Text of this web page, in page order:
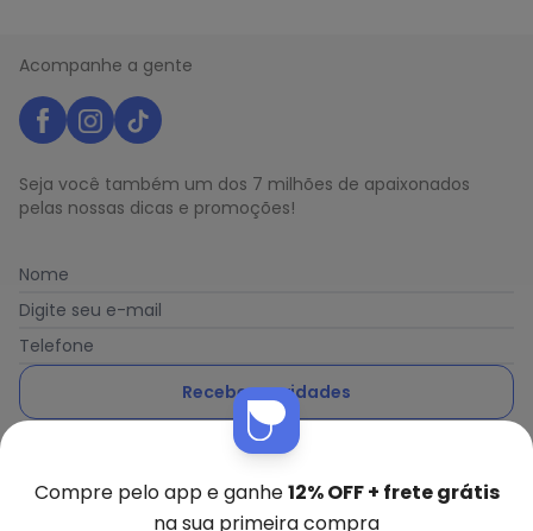
Acompanhe a gente
Seja você também um dos 7 milhões de apaixonados
pelas nossas dicas e promoções!
Nome
Digite seu e-mail
Telefone
Receber novidades
Ao enviar o cadastro, você concorda com a nossa
Compre pelo app e ganhe12% OFF + frete grátis
na sua primeira compra